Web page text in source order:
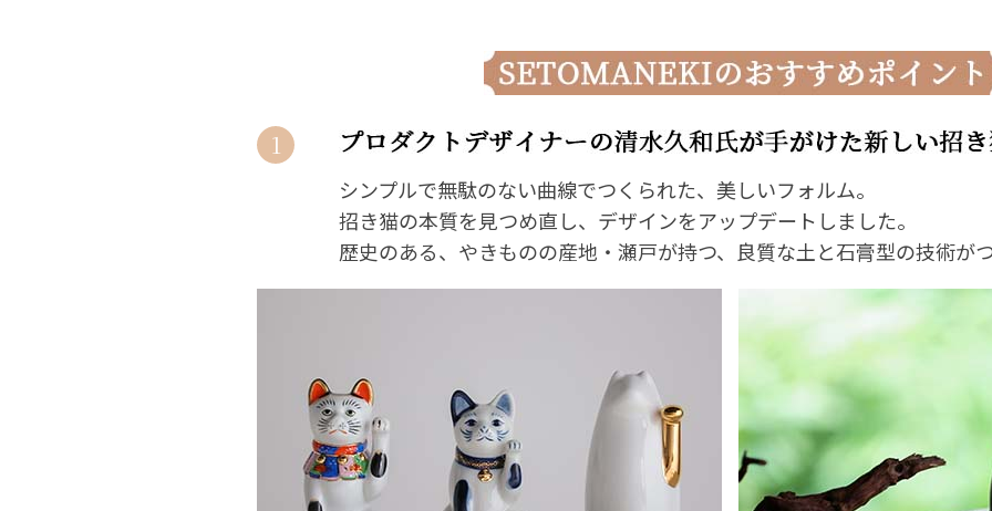
1
シンプルで無駄のない曲線でつくられた、美しいフォルム。
招き猫の本質を見つめ直し、デザインをアップデートしました。
歴史のある、やきものの産地・瀬戸が持つ、良質な土と石膏型の技術がつ